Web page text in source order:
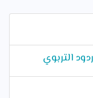
التربوي